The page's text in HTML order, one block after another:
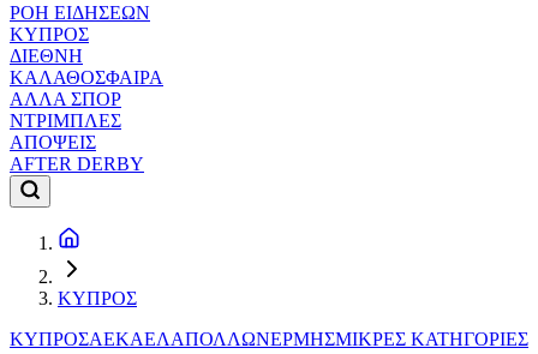
ΡΟΗ ΕΙΔΗΣΕΩΝ
ΚΥΠΡΟΣ
ΔΙΕΘΝΗ
ΚΑΛΑΘΟΣΦΑΙΡΑ
ΑΛΛΑ ΣΠΟΡ
ΝΤΡΙΜΠΛΕΣ
ΑΠΟΨΕΙΣ
AFTER DERBY
ΚΥΠΡΟΣ
ΚΥΠΡΟΣΑΕΚΑΕΛΑΠΟΛΛΩΝΕΡΜΗΣΜΙΚΡΕΣ ΚΑΤΗΓΟΡΙΕΣ